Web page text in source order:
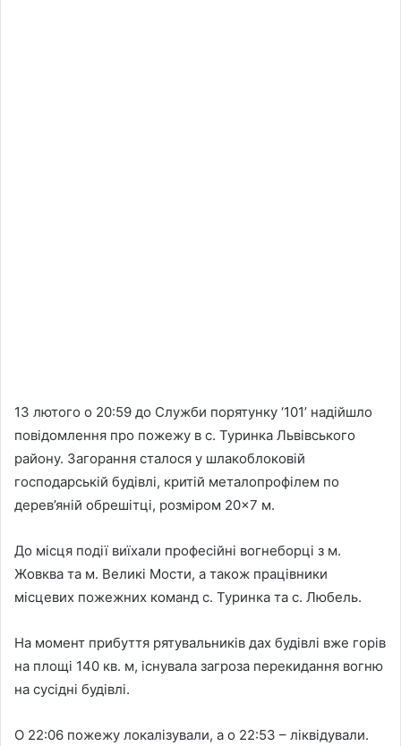
13 лютого о 20:59 до Служби порятунку ‘101’ надійшло
повідомлення про пожежу в с. Туринка Львівського
району. Загорання сталося у шлакоблоковій
господарській будівлі, критій металопрофілем по
дерев’яній обрешітці, розміром 20×7 м.
До місця події виїхали професійні вогнеборці з м.
Жовква та м. Великі Мости, а також працівники
місцевих пожежних команд с. Туринка та с. Любель.
На момент прибуття рятувальників дах будівлі вже горів
на площі 140 кв. м, існувала загроза перекидання вогню
на сусідні будівлі.
О 22:06 пожежу локалізували, а о 22:53 – ліквідували.